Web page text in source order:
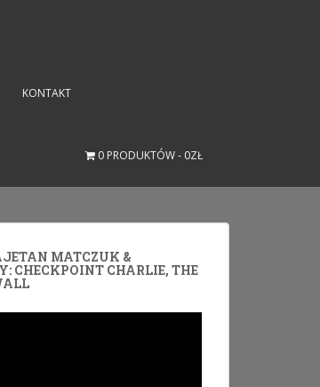
KONTAKT
0 PRODUKTÓW 0ZŁ
MATCZUK &
CHECKPOINT CHARLIE, THE